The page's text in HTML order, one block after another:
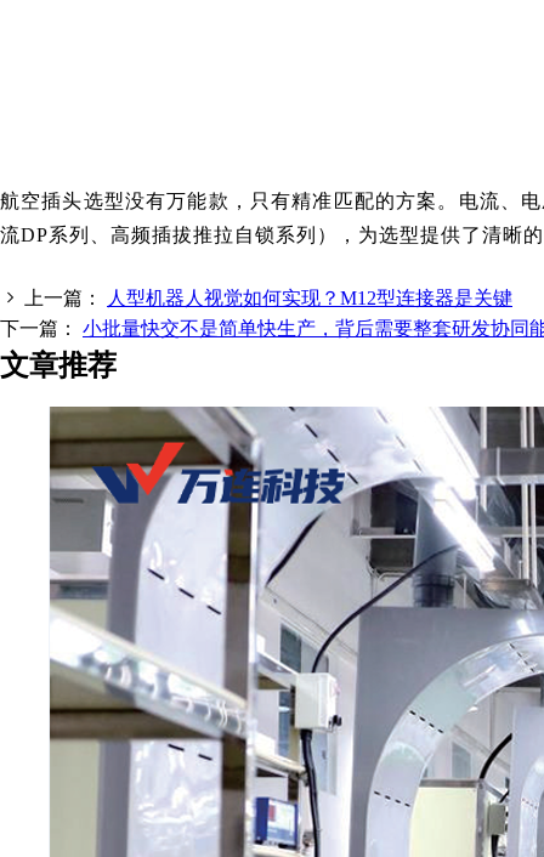
航空插头选型没有万能款，只有精准匹配的方案。电流、
流DP系列、高频插拔推拉自锁系列），为选型提供了清晰
上一篇：
人型机器人视觉如何实现？M12型连接器是关键
下一篇： 小批量快交不是简单快生产，背后需要整套研发协同
文章推荐